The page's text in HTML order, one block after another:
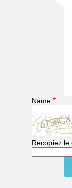
Name *
Recopiez le